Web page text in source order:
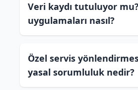
Veri kaydı tutuluyor
uygulamaları nasıl?
Özel servis
yasal sorumluluk nedir?